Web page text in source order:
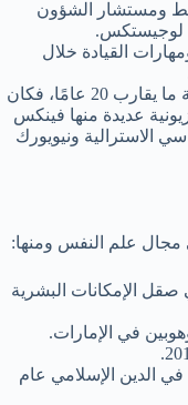
التخطيط ومستشار الشؤون
لوجيستكس.
القيادة خلال
عمل في القطاعات الحكومية والدولية ما يقارب 20 عامًا، فكان
عديدة منها فينكس
الاسترالية ونيويورك
مجال علم النفس ومنها:
الإمكانات البشرية
في الإمارات.
الدين الإسلامي عام